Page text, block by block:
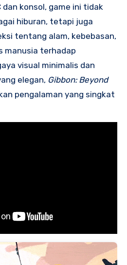
konsol, game ini tidak
hiburan, tetapi juga
tentang alam, kebebasan,
manusia terhadap
visual minimalis dan
elegan, Gibbon: Beyond
pengalaman yang singkat